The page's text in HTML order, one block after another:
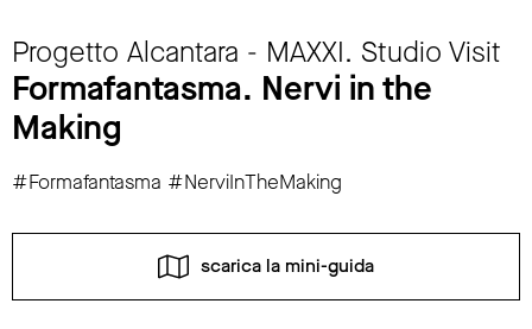
Progetto Alcantara - MAXXI. Studio Visit
Formafantasma. Nervi in the
Making
#Formafantasma #NerviInTheMaking
scarica la mini-guida